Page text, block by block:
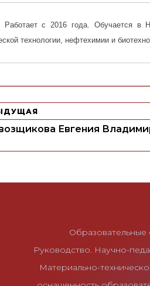
Работает с 2016 года. Обучается в
технологии, нефтехимии и
Евгения
Образовательные
Руководство. Научно-
Материально-